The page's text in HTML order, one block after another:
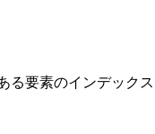
る要素のインデック